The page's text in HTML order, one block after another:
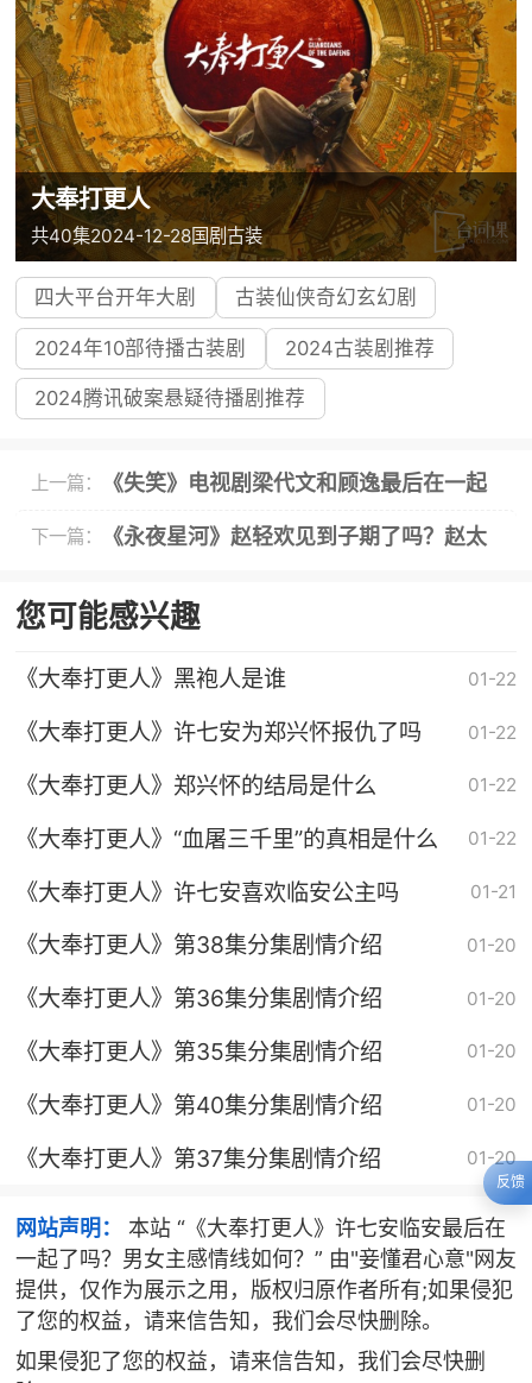
大奉打更人
共40集2024-12-28国剧古装
四大平台开年大剧 古装仙侠奇幻玄幻剧
2024年10部待播古装剧 2024古装剧推荐
2024腾讯破案悬疑待播剧推荐
上一篇： 《失笑》电视剧梁代文和顾逸最后在一起
了吗？
下一篇： 《永夜星河》赵轻欢见到子期了吗？赵太
您可能感兴趣
《大奉打更人》黑袍人是谁 01-22
《大奉打更人》许七安为郑兴怀报仇了吗 01-22
《大奉打更人》郑兴怀的结局是什么 01-22
《大奉打更人》“血屠三千里”的真相是什么 01-22
《大奉打更人》许七安喜欢临安公主吗 01-21
《大奉打更人》第38集分集剧情介绍 01-20
《大奉打更人》第36集分集剧情介绍 01-20
《大奉打更人》第35集分集剧情介绍 01-20
《大奉打更人》第40集分集剧情介绍 01-20
《大奉打更人》第37集分集剧情介绍 01-20
网站声明：
本站 “《大奉打更人》许七安临安最后在
一起了吗？男女主感情线如何？” 由"妾懂君心意"网友
提供，仅作为展示之用，版权归原作者所有;如果侵犯
了您的权益，请来信告知，我们会尽快删除。
如果侵犯了您的权益，请来信告知，我们会尽快删
反馈